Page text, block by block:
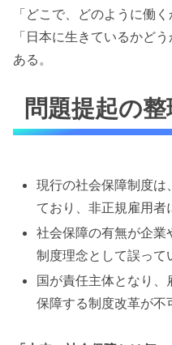
「どこで、どのように働く
「日本に生きているかど
ある。
問題提起の整
現行の社会保障制度
ており、非正規雇用者
社会保障の有無が企業
制度理念として誤って
国が責任主体となり、
保障する制度改革が不